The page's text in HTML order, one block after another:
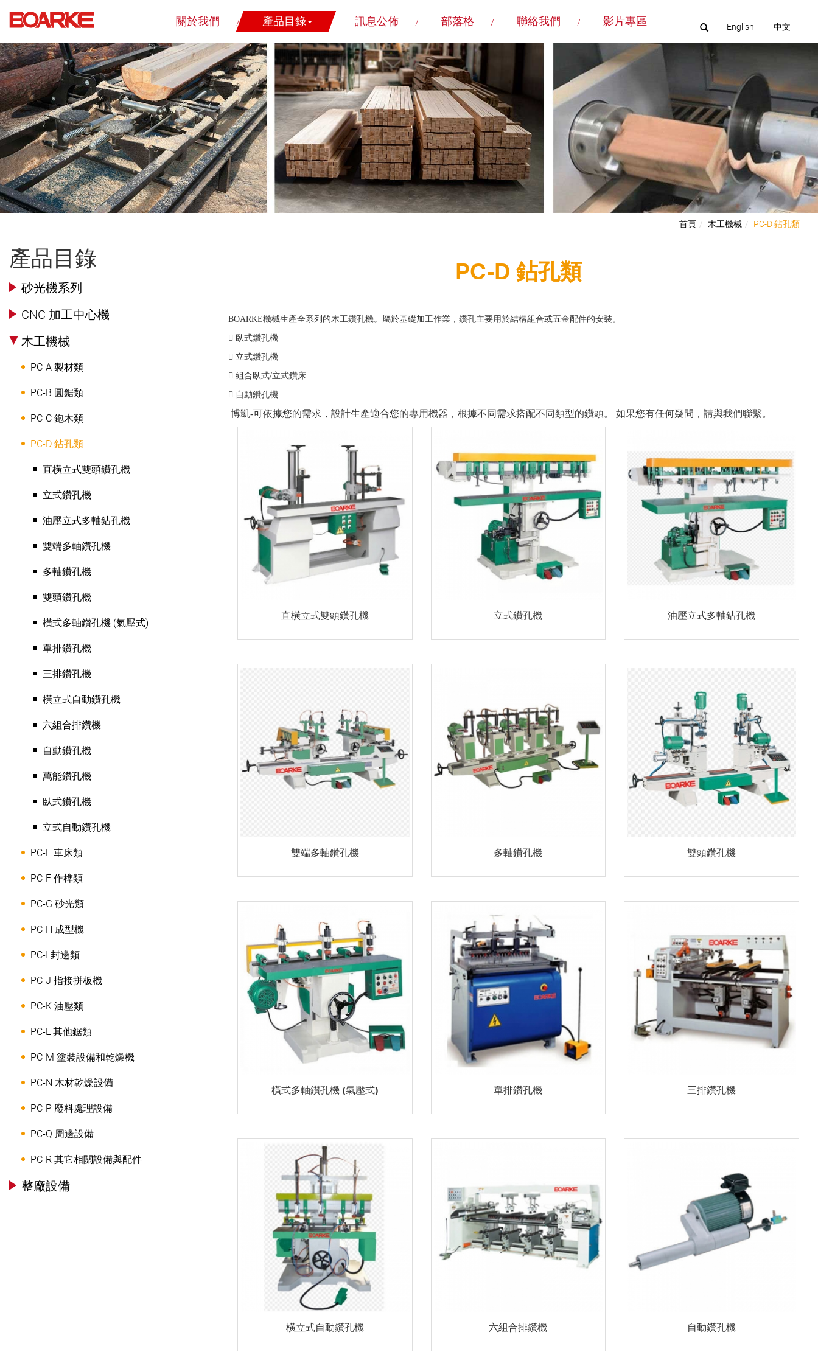
English 中文
關於我們 產品目錄 訊息公佈 部落格 聯絡我們 影片專區
產品目錄
砂光機系列
CNC 加工中心機
木工機械
PC-A 製材類
PC-B 圓鋸類
PC-C 鉋木類
PC-D 鉆孔類
直橫立式雙頭鑽孔機
立式鑽孔機
油壓立式多軸鉆孔機
雙端多軸鑽孔機
多軸鑽孔機
雙頭鑽孔機
橫式多軸鑚孔機 (氣壓式)
單排鑽孔機
三排鑽孔機
橫立式自動鑽孔機
六組合排鑽機
自動鑽孔機
萬能鑽孔機
臥式鑽孔機
立式自動鑽孔機
PC-E 車床類
PC-F 作榫類
PC-G 砂光類
PC-H 成型機
PC-I 封邊類
PC-J 指接拼板機
PC-K 油壓類
PC-L 其他鋸類
PC-M 塗裝設備和乾燥機
PC-N 木材乾燥設備
PC-P 廢料處理設備
PC-Q 周邊設備
PC-R 其它相關設備與配件
整廠設備
首頁 木工機械 PC-D 鉆孔類
PC-D 鉆孔類
BOARKE機械生產全系列的木工鑽孔機。屬於基礎加工作業，鑽孔主要用於結構組合或五金配件的安裝。
 臥式鑽孔機
 立式鑽孔機
 組合臥式/立式鑽床
 自動鑽孔機
博凱-可依據您的需求，設計生產適合您的專用機器，根據不同需求搭配不同類型的鑽頭。 如果您有任何疑問，請與我們聯繫。
直橫立式雙頭鑽孔機 立式鑽孔機 油壓立式多軸鉆孔機
雙端多軸鑽孔機 多軸鑽孔機 雙頭鑽孔機
橫式多軸鑚孔機 (氣壓式) 單排鑽孔機 三排鑽孔機
橫立式自動鑽孔機 六組合排鑽機 自動鑽孔機